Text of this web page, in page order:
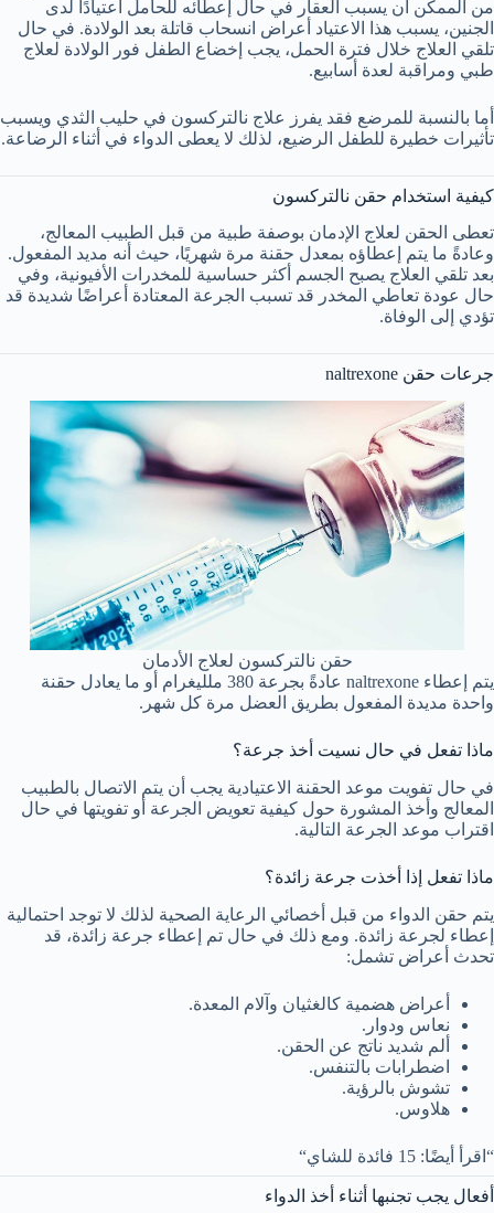
من الممكن أن يسبب العقار في حال إعطائه للحامل اعتيادًا لدى
الجنين، يسبب هذا الاعتياد أعراض انسحاب قاتلة بعد الولادة. في حال
تلقي العلاج خلال فترة الحمل، يجب إخضاع الطفل فور الولادة لعلاج
طبي ومراقبة لعدة أسابيع.
أما بالنسبة للمرضع فقد يفرز علاج نالتركسون في حليب الثدي ويسبب
تأثيرات خطيرة للطفل الرضيع، لذلك لا يعطى الدواء في أثناء الرضاعة.
كيفية استخدام حقن نالتركسون
تعطى الحقن لعلاج الإدمان بوصفة طبية من قبل الطبيب المعالج،
وعادةً ما يتم إعطاؤه بمعدل حقنة مرة شهريًا، حيث أنه مديد المفعول.
بعد تلقي العلاج يصبح الجسم أكثر حساسية للمخدرات الأفيونية، وفي
حال عودة تعاطي المخدر قد تسبب الجرعة المعتادة أعراضًا شديدة قد
تؤدي إلى الوفاة.
جرعات حقن naltrexone
حقن نالتركسون لعلاج الأدمان
يتم إعطاء naltrexone عادةً بجرعة 380 ملليغرام أو ما يعادل حقنة
واحدة مديدة المفعول بطريق العضل مرة كل شهر.
ماذا تفعل في حال نسيت أخذ جرعة؟
في حال تفويت موعد الحقنة الاعتيادية يجب أن يتم الاتصال بالطبيب
المعالج وأخذ المشورة حول كيفية تعويض الجرعة أو تفويتها في حال
اقتراب موعد الجرعة التالية.
ماذا تفعل إذا أخذت جرعة زائدة؟
يتم حقن الدواء من قبل أخصائي الرعاية الصحية لذلك لا توجد احتمالية
إعطاء لجرعة زائدة. ومع ذلك في حال تم إعطاء جرعة زائدة، قد
تحدث أعراض تشمل:
أعراض هضمية كالغثيان وآلام المعدة.
نعاس ودوار.
ألم شديد ناتج عن الحقن.
اضطرابات بالتنفس.
تشوش بالرؤية.
هلاوس.
“اقرأ أيضًا: 15 فائدة للشاي“
أفعال يجب تجنبها أثناء أخذ الدواء